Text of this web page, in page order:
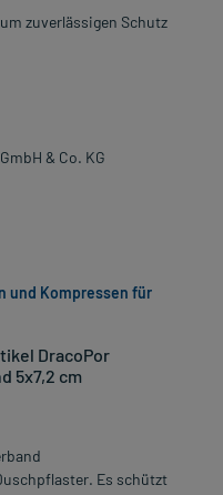
zuverlässigen Schutz
& Co. KG
DracoPor
5x7,2 cm
Es schützt
und Kompressen für